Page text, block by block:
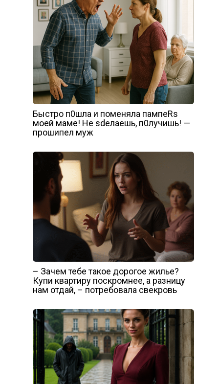
Быстро п0шла и поменяла пампеRs
моей маме! Не sdелаешь, п0лучишь! —
прошипел муж
– Зачем тебе такое дорогое жилье?
Купи квартиру поскромнее, а разницу
нам отдай, – потребовала свекровь